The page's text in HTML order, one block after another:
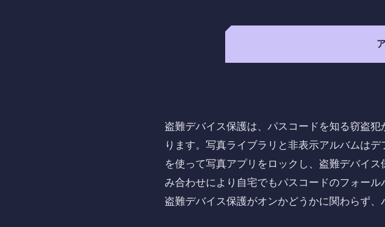
盗難デバイス保護は、パスコードを知る窃盗
ります。写真ライブラリと非表示アルバムは
を使って写真アプリをロックし、盗難デバイ
み合わせにより自宅でもパスコードのフォー
盗難デバイス保護がオンかどうかに関わらず